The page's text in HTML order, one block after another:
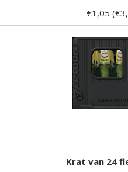
€1,05
Krat van 24